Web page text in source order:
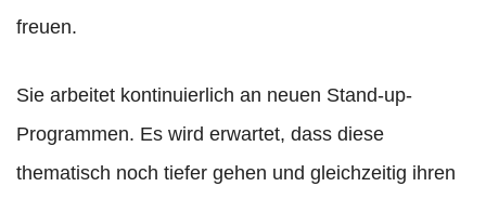
freuen.
Sie arbeitet kontinuierlich an neuen Stand-up-
Programmen. Es wird erwartet, dass diese
thematisch noch tiefer gehen und gleichzeitig ihren